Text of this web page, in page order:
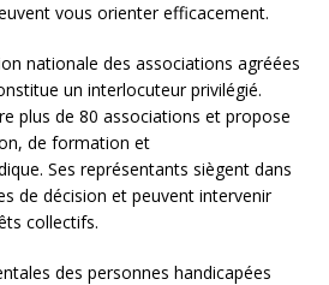
vous orienter efficacement.
nationale des associations agréées
un interlocuteur privilégié.
plus de 80 associations et propose
de formation et
Ses représentants siègent dans
de décision et peuvent intervenir
collectifs.
des personnes handicapées